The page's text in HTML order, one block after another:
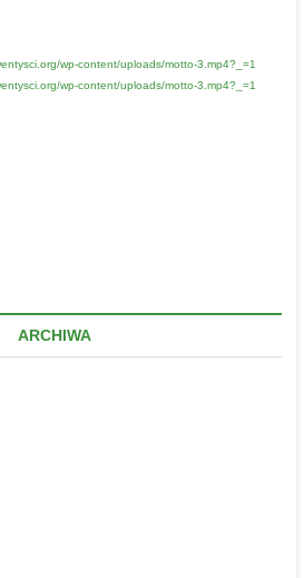
wp-content/uploads/motto-3.mp4?_=1
wp-content/uploads/motto-3.mp4?_=1
ARCHIWA